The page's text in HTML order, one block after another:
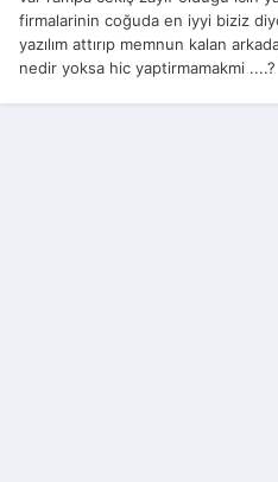
firmalarinin coğuda en iyyi biziz
yazılım attırıp memnun kalan
nedir yoksa hic yaptirmamakmi ....?